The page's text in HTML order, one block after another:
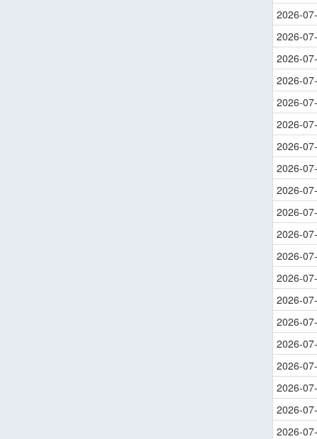
2026-
2026-
2026-
2026-
2026-
2026-
2026-
2026-
2026-
2026-
2026-
2026-
2026-
2026-
2026-
2026-
2026-
2026-
2026-
2026-